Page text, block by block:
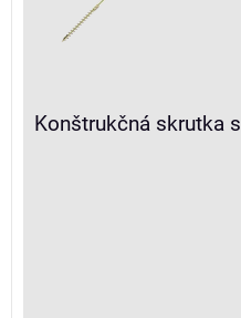
Konštrukčná skrutka